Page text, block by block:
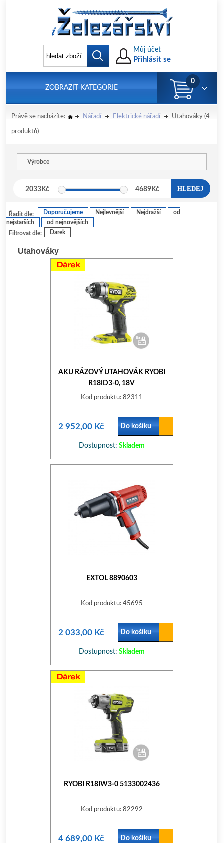
Můj účet
Přihlásit se
ZOBRAZIT KATEGORIE
0
Právě se nacházíte: Nářadí Elektrické nářadí Utahováky (4
produktů)
Výrobce
2033Kč 4689 Kč HLEDEJ
Filtrovat dle: Darek
Řadit dle: Doporučujeme Nejlevnější Nejdražší
od
nejstarších
od nejnovějších
Utahováky
AKU RÁZOVÝ UTAHOVÁK RYOBI
R18ID3-0, 18V
Kod produktu: 82311
2 952,00 Kč Do košíku
Dostupnost: Skladem
EXTOL 8890603
Kod produktu: 45695
2 033,00 Kč Do košíku
Dostupnost: Skladem
RYOBI R18IW3-0 5133002436
Kod produktu: 82292
4 689,00 Kč Do košíku